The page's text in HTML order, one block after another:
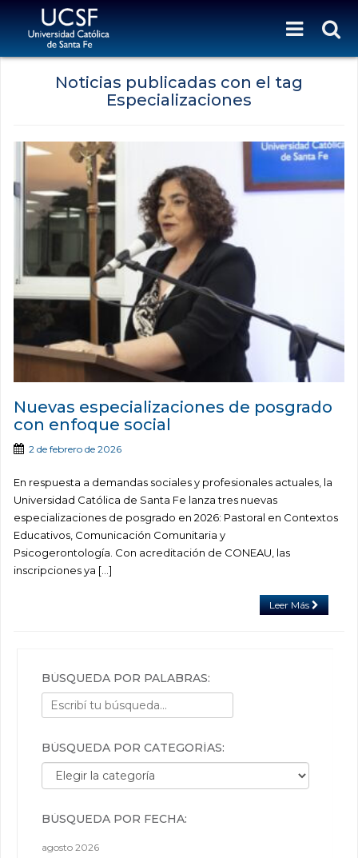
Noticias publicadas con el tag
Especializaciones
Nuevas especializaciones de posgrado
con enfoque social
2 de febrero de 2026
En respuesta a demandas sociales y profesionales actuales, la
Universidad Católica de Santa Fe lanza tres nuevas
especializaciones de posgrado en 2026: Pastoral en Contextos
Educativos, Comunicación Comunitaria y
Psicogerontología. Con acreditación de CONEAU, las
inscripciones ya […]
Leer Más
BÚSQUEDA POR PALABRAS:
BÚSQUEDA POR CATEGORÍAS:
Búsqueda por categorías:
BÚSQUEDA POR FECHA:
agosto 2026